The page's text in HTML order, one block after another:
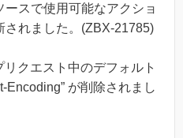
ースで使用可能なアクショ
されました。(ZBX-21785)
クエスト中のデフォルト
Encoding” が削除されまし